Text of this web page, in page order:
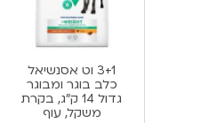
3+1 וט אסנשיאל
כלב בוגר ומבוגר
גדול 14 ק”ג, בקרת
משקל, עוף